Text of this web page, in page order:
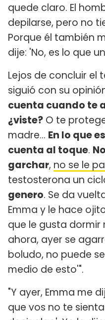
quede claro. El
depilarse, pero no
Porque él también
dije: 'No, es lo que
Lejos de concluir el
siguió con su
cuenta cuando te
¿viste? O te
madre... En lo que
cuenta al toque.
garchar, no se le
testosterona un
genero. Se da
Emma y le hace
que le gusta dormir
ahora, ayer se
boludo, no puede
medio de esto'".
"Y ayer, Emma me
que vos no te